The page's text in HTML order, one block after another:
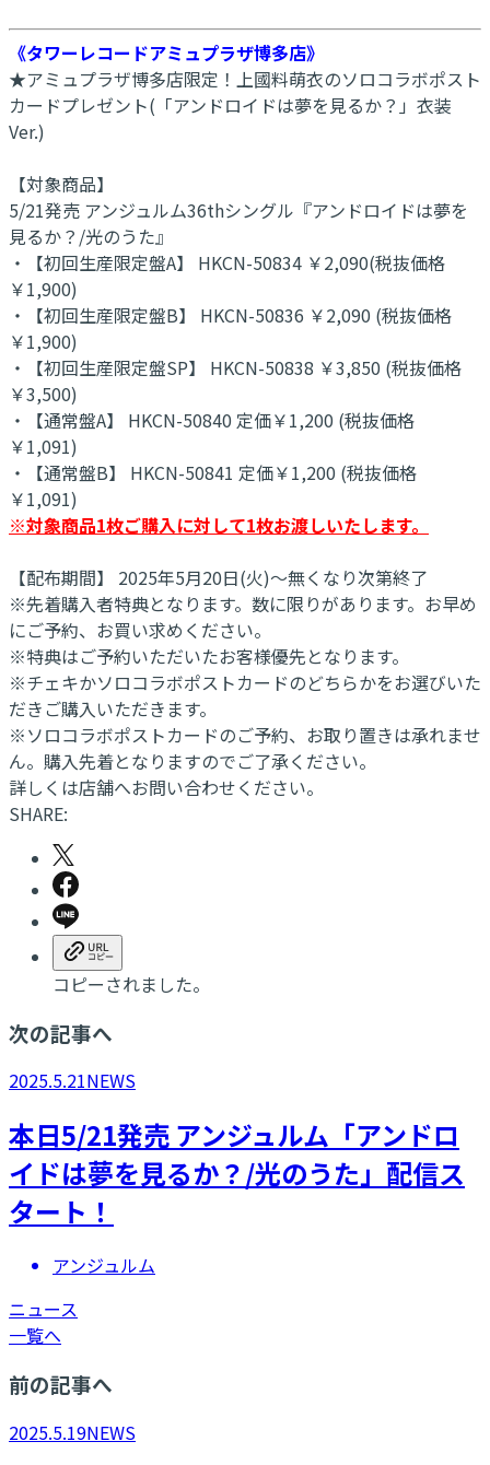
《タワーレコードアミュプラザ博多店》
★アミュプラザ博多店限定！上國料萌衣のソロコラボポスト
カードプレゼント(「アンドロイドは夢を見るか？」衣装
Ver.)
【対象商品】
5/21発売 アンジュルム36thシングル『アンドロイドは夢を
見るか？/光のうた』
・【初回生産限定盤A】 HKCN-50834 ￥2,090(税抜価格
￥1,900)
・【初回生産限定盤B】 HKCN-50836 ￥2,090 (税抜価格
￥1,900)
・【初回生産限定盤SP】 HKCN-50838 ￥3,850 (税抜価格
￥3,500)
・【通常盤A】 HKCN-50840 定価￥1,200 (税抜価格
￥1,091)
・【通常盤B】 HKCN-50841 定価￥1,200 (税抜価格
￥1,091)
※対象商品1枚ご購入に対して1枚お渡しいたします。
【配布期間】 2025年5月20日(火)～無くなり次第終了
※先着購入者特典となります。数に限りがあります。お早め
にご予約、お買い求めください。
※特典はご予約いただいたお客様優先となります。
※チェキかソロコラボポストカードのどちらかをお選びいた
だきご購入いただきます。
※ソロコラボポストカードのご予約、お取り置きは承れませ
ん。購入先着となりますのでご了承ください。
詳しくは店舗へお問い合わせください。
SHARE:
コピーされました。
次の記事へ
2025.5.21NEWS
本日5/21発売 アンジュルム「アンドロ
イドは夢を見るか？/光のうた」配信ス
タート！
アンジュルム
ニュース
一覧へ
前の記事へ
2025.5.19NEWS